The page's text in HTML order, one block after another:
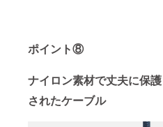
ポイント⑧
ナイロン素材で丈夫に保護
されたケーブル